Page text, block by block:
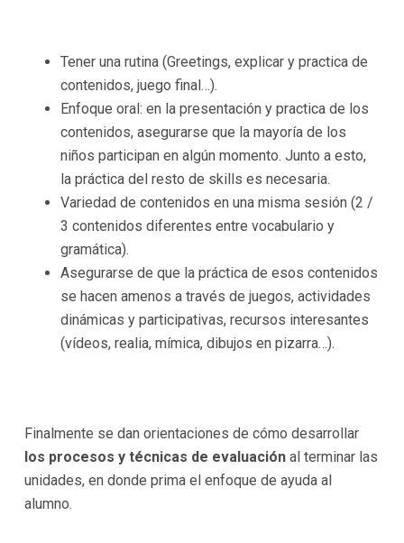
Tener una rutina (Greetings, explicar y practica de
contenidos, juego final…).
Enfoque oral: en la presentación y practica de los
contenidos, asegurarse que la mayoría de los
niños participan en algún momento. Junto a esto,
la práctica del resto de skills es necesaria.
Variedad de contenidos en una misma sesión (2 /
3 contenidos diferentes entre vocabulario y
gramática).
Asegurarse de que la práctica de esos contenidos
se hacen amenos a través de juegos, actividades
dinámicas y participativas, recursos interesantes
(vídeos, realia, mímica, dibujos en pizarra…).
Finalmente se dan orientaciones de cómo desarrollar
los procesos y técnicas de evaluaciónal terminar las
unidades, en donde prima el enfoque de ayuda al
alumno.